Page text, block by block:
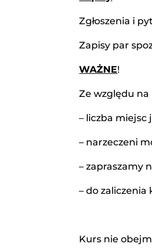
Zgłoszenia i
Zapisy par
WAŻNE!
Ze względu
– liczba miejsc
– narzeczeni
– zapraszamy
– do
Kurs nie